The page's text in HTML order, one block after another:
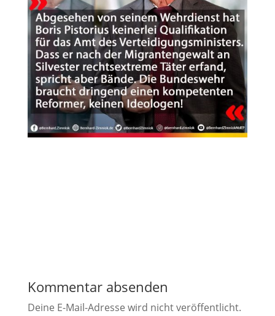
Kommentar absenden
Deine E-Mail-Adresse wird nicht veröffentlicht.